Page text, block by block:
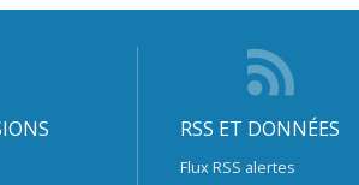
RSS ET DONNÉES
Flux RSS alertes